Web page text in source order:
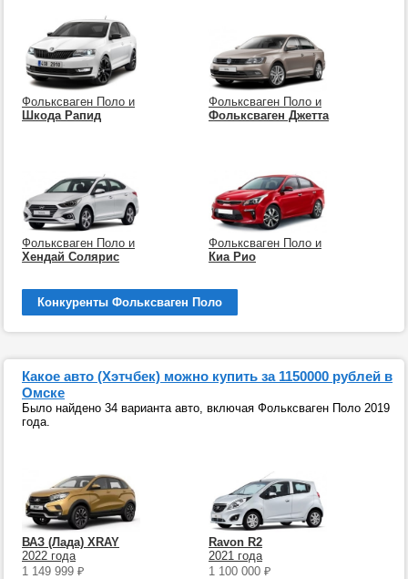
Фольксваген Поло и
Шкода Рапид
Фольксваген Поло и
Фольксваген Джетта
Фольксваген Поло и
Хендай Солярис
Фольксваген Поло и
Киа Рио
Конкуренты Фольксваген Поло
Какое авто (Хэтчбек) можно купить за 1150000 рублей в
Омске
Было найдено 34 варианта авто, включая Фольксваген Поло 2019
года.
ВАЗ (Лада) XRAY
2022 года
1 149 999 ₽
Ravon R2
2021 года
1 100 000 ₽